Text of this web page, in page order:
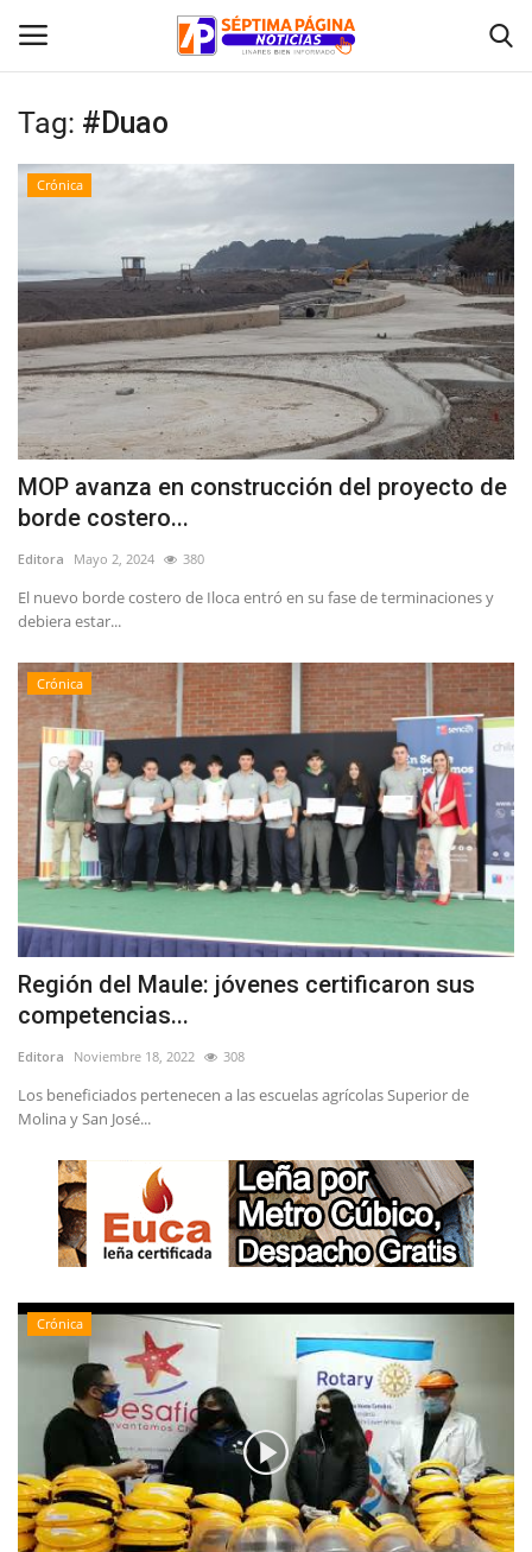
Inicio
Policial
Tribunales
Deporte
Política
Espectáculos
Tag: #Duao
Crónica
MOP avanza en construcción del proyecto de
borde costero...
Editora Mayo 2, 2024 380
El nuevo borde costero de Iloca entró en su fase de terminaciones y
debiera estar...
Crónica
Región del Maule: jóvenes certificaron sus
competencias...
Editora Noviembre 18, 2022 308
Los beneficiados pertenecen a las escuelas agrícolas Superior de
Molina y San José...
Crónica